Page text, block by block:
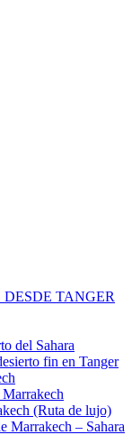
TANGER
del Sahara
fin en Tanger
(Ruta de lujo)
Marrakech – Sahara